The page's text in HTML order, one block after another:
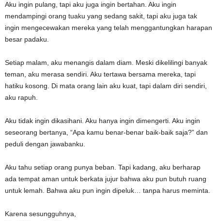
Aku ingin pulang, tapi aku juga ingin bertahan. Aku ingin
mendampingi orang tuaku yang sedang sakit, tapi aku juga tak
ingin mengecewakan mereka yang telah menggantungkan harapan
besar padaku.
Setiap malam, aku menangis dalam diam. Meski dikelilingi banyak
teman, aku merasa sendiri. Aku tertawa bersama mereka, tapi
hatiku kosong. Di mata orang lain aku kuat, tapi dalam diri sendiri,
aku rapuh.
Aku tidak ingin dikasihani. Aku hanya ingin dimengerti. Aku ingin
seseorang bertanya, “Apa kamu benar-benar baik-baik saja?” dan
peduli dengan jawabanku.
Aku tahu setiap orang punya beban. Tapi kadang, aku berharap
ada tempat aman untuk berkata jujur bahwa aku pun butuh ruang
untuk lemah. Bahwa aku pun ingin dipeluk… tanpa harus meminta.
Karena sesungguhnya,